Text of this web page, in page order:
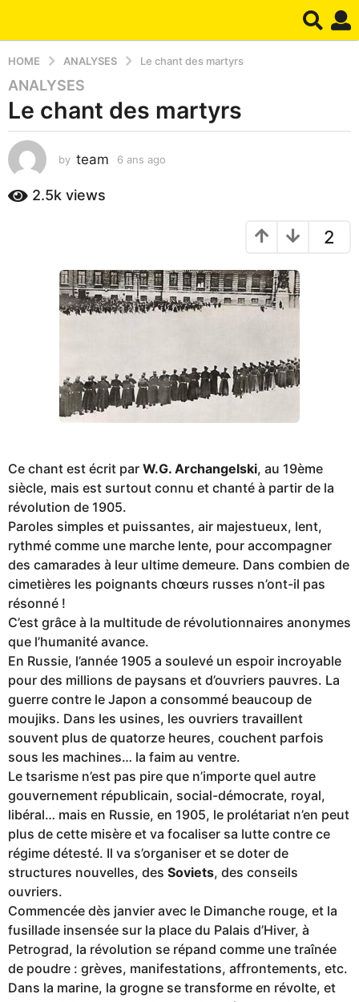
HOME ANALYSES Le chant des martyrs
6
a
s
a
o
ANALYSES
Le chant des martyrs
by team 6 ans ago
2.5k views
2
Ce chant est écrit par W.G. Archangelski, au 19ème
siècle, mais est surtout connu et chanté à partir de la
révolution de 1905.
Paroles simples et puissantes, air majestueux, lent,
rythmé comme une marche lente, pour accompagner
des camarades à leur ultime demeure. Dans combien de
cimetières les poignants chœurs russes n’ont-il pas
résonné !
C’est grâce à la multitude de révolutionnaires anonymes
que l’humanité avance.
En Russie, l’année 1905 a soulevé un espoir incroyable
pour des millions de paysans et d’ouvriers pauvres. La
guerre contre le Japon a consommé beaucoup de
moujiks. Dans les usines, les ouvriers travaillent
souvent plus de quatorze heures, couchent parfois
sous les machines… la faim au ventre.
Le tsarisme n’est pas pire que n’importe quel autre
gouvernement républicain, social-démocrate, royal,
libéral… mais en Russie, en 1905, le prolétariat n’en peut
plus de cette misère et va focaliser sa lutte contre ce
régime détesté. Il va s’organiser et se doter de
structures nouvelles, des Soviets, des conseils
ouvriers.
Commencée dès janvier avec le Dimanche rouge, et la
fusillade insensée sur la place du Palais d’Hiver, à
Petrograd, la révolution se répand comme une traînée
de poudre : grèves, manifestations, affrontements, etc.
Dans la marine, la grogne se transforme en révolte, et